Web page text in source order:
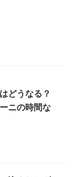
どうなる？
ニの時間な